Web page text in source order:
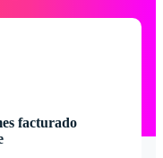
facturado